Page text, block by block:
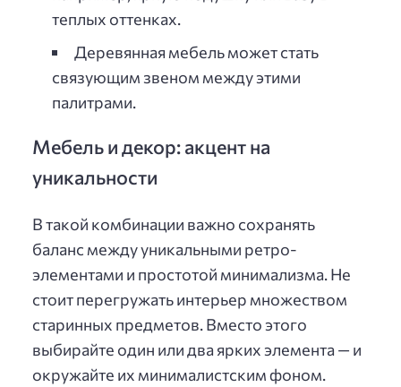
теплых оттенках.
Деревянная мебель может стать
связующим звеном между этими
палитрами.
Мебель и декор: акцент на
уникальности
В такой комбинации важно сохранять
баланс между уникальными ретро-
элементами и простотой минимализма. Не
стоит перегружать интерьер множеством
старинных предметов. Вместо этого
выбирайте один или два ярких элемента — и
окружайте их минималистским фоном.